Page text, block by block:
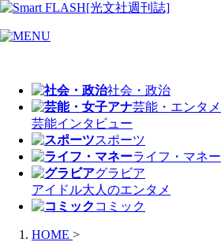
社会・政治
芸能・エンタメ
芸能インタビュー
スポーツ
ライフ・マネー
グラビア
アイドル大人のエンタメ
コミック
HOME >